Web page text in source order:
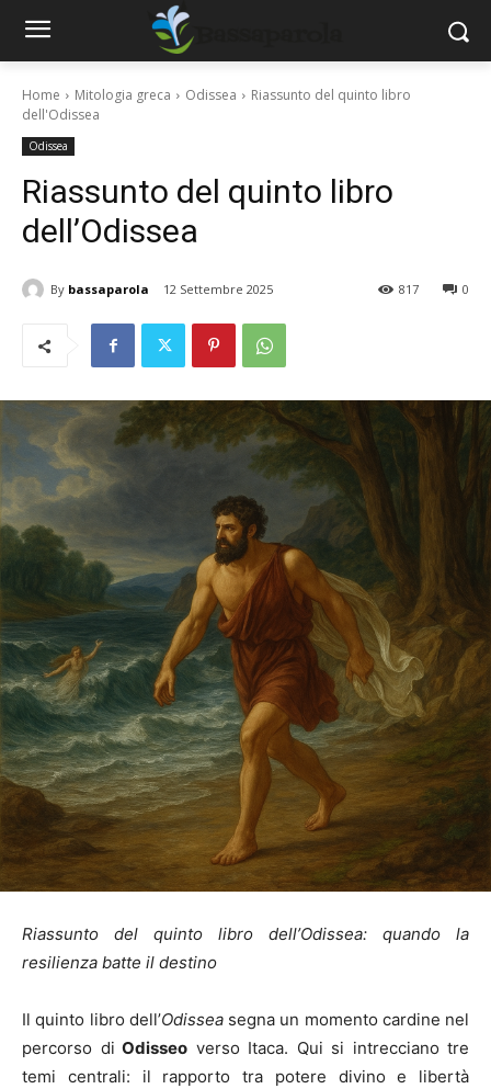
Home Mitologia greca Odissea
Riassunto del quinto libro
dell'Odissea
Odissea
Riassunto del quinto libro
dell’Odissea
By bassaparola 12 Settembre 2025 0
817
Riassunto del quinto libro dell’Odissea: quando la
resilienza batte il destino
Il quinto libro dell’Odisseasegna un momento cardine nel
percorso di Odisseo verso Itaca. Qui si intrecciano tre
temi centrali: il rapporto tra potere divino e libertà